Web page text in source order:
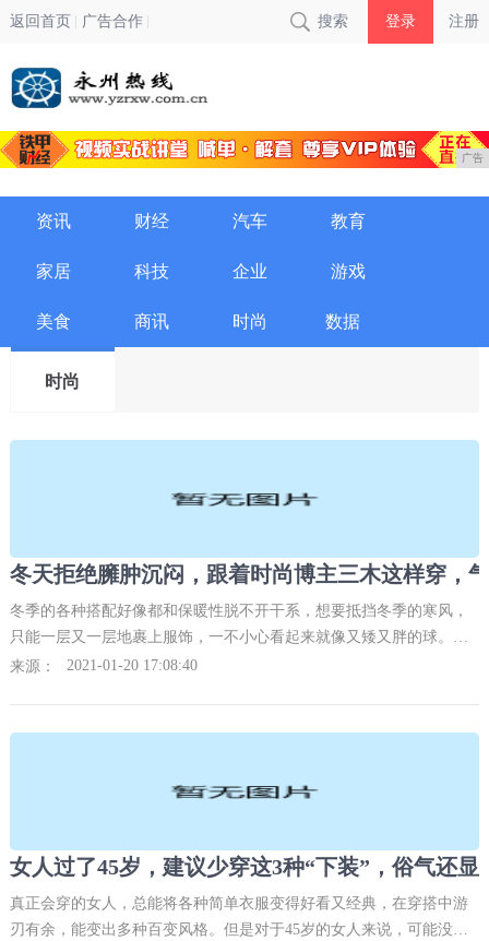
返回首页 广告合作 搜索 登录 注册
广告
资讯 财经 汽车 教育
家居 科技 企业 游戏
美食 商讯 时尚 数据
时尚
冬季的各种搭配好像都和保暖性脱不开干系，想要抵挡冬季的寒风，
只能一层又一层地裹上服饰，一不小心看起来就像又矮又胖的球。不
过别担心，今天就教教大家告别臃肿又沉闷的穿搭，到底该从何入
来源： 2021-01-20 17:08:40
女人过了45岁，建议少穿这3种“下装”，俗气还显
真正会穿的女人，总能将各种简单衣服变得好看又经典，在穿搭中游
刃有余，能变出多种百变风格。但是对于45岁的女人来说，可能没有